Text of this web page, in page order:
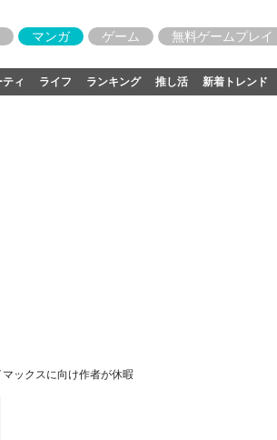
マンガ ゲーム 無料ゲームプレイ
ティ ライフ ランキング 推し活 新着トレンド
ックスに向け作者が休暇